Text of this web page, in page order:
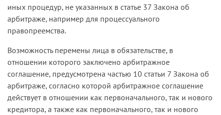
подобного соглашения последнее относится к
числу
nudum jus(«голого» права).
законе, ни в регламенте не содержится
положений, обязывающих третейский суд
провести зачет встречных требований в любом
случае. Само по себе вынесение третейским
судом отдельных решений, которыми
удовлетворены требования как по
первоначальному, так и по встречному иску, не
свидетельствует о нарушении законных
интересов сторон спора.
иных процедур, не указанных в статье 37 Закона об
арбитраже, например для процессуального
правопреемства.
Возможность перемены лица в обязательстве, в
отношении которого заключено арбитражное
соглашение, предусмотрена частью 10 статьи 7 Закона об
арбитраже, согласно которой арбитражное соглашение
действует в отношении как первоначального, так и нового
кредитора, а также как первоначального, так и нового